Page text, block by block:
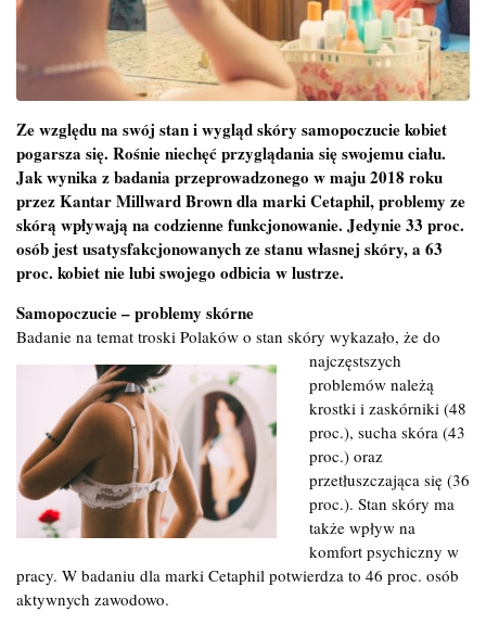
Ze względu na swój stan i wygląd skóry samopoczucie kobiet
pogarsza się. Rośnie niechęć przyglądania się swojemu ciału.
Jak wynika z badania przeprowadzonego w maju 2018 roku
przez Kantar Millward Brown dla marki Cetaphil, problemy ze
skórą wpływają na codzienne funkcjonowanie. Jedynie 33 proc.
osób jest usatysfakcjonowanych ze stanu własnej skóry, a 63
proc. kobiet nie lubi swojego odbicia w lustrze.
Samopoczucie – problemy skórne
Badanie na temat troski Polaków o stan skóry wykazało, że do
najczęstszych
problemów należą
krostki i zaskórniki (48
proc.), sucha skóra (43
proc.) oraz
przetłuszczająca się (36
proc.). Stan skóry ma
także wpływ na
komfort psychiczny w
pracy. W badaniu dla marki Cetaphil potwierdza to 46 proc. osób
aktywnych zawodowo.